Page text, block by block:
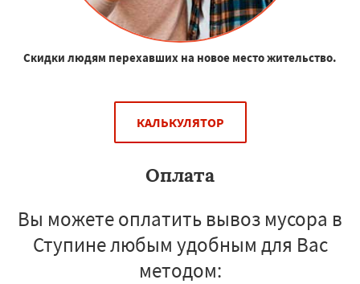
Скидки людям перехавших на новое место жительство.
КАЛЬКУЛЯТОР
Оплата
Вы можете оплатить вывоз мусора в
Ступине любым удобным для Вас
методом: